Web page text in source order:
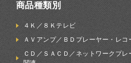
商品種類別
４Ｋ／８Ｋテレビ
ＡＶアンプ／ＢＤプレーヤー・レコ
ＣＤ／ＳＡＣＤ／ネットワークプ